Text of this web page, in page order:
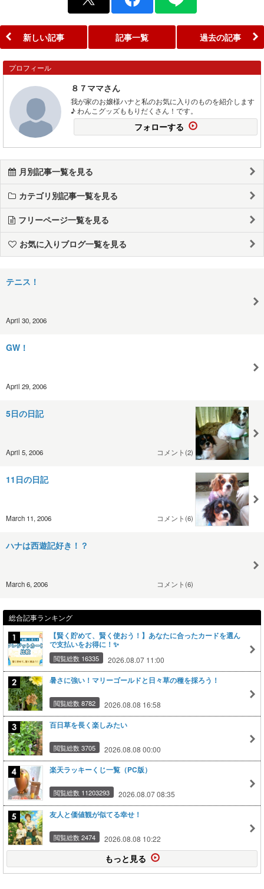
新しい記事 記事一覧 過去の記事
プロフィール
８７ママさん
我が家のお嬢様ハナと私のお気に入りのものを紹介します
♪ わんこグッズももりだくさん！です。
フォローする
月別記事一覧を見る
カテゴリ別記事一覧を見る
フリーページ一覧を見る
お気に入りブログ一覧を見る
テニス！
April 30, 2006
GW！
April 29, 2006
5日の日記
April 5, 2006 コメント(2)
11日の日記
March 11, 2006 コメント(6)
ハナは西遊記好き！？
March 6, 2006 コメント(6)
総合記事ランキング
【賢く貯めて、賢く使おう！】あなたに合ったカードを選ん
で支払いをお得に！✨
閲覧総数 16335 2026.08.07 11:00
暑さに強い！マリーゴールドと日々草の種を採ろう！
閲覧総数 8782 2026.08.08 16:58
百日草を長く楽しみたい
閲覧総数 3705 2026.08.08 00:00
楽天ラッキーくじ一覧（PC版）
閲覧総数 11203293 2026.08.07 08:35
友人と価値観が似てる幸せ！
閲覧総数 2474 2026.08.08 10:22
もっと見る